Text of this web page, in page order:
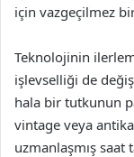
için vazgeçilmez
Teknolojinin
işlevselliği de
hala bir tutkunun
vintage veya
uzmanlaşmış